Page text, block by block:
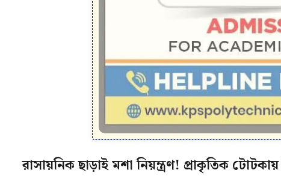
রাসায়নিক ছাড়াই মশা নিয়ন্ত্রণ! প্রাকৃতিক